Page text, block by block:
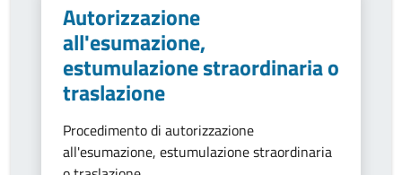
Autorizzazione
all'esumazione,
estumulazione straordinaria o
traslazione
Procedimento di autorizzazione
all'esumazione, estumulazione straordinaria